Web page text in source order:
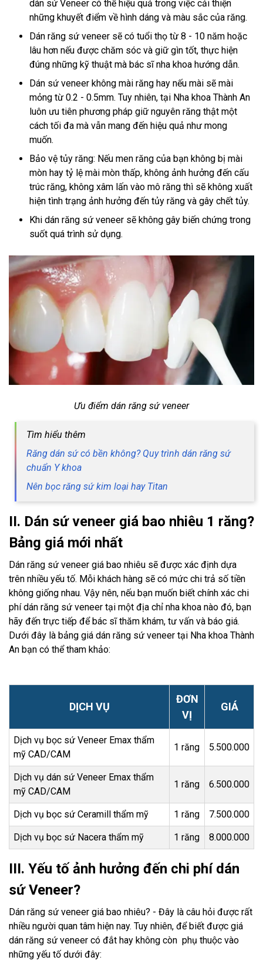
dán sứ Veneer có thể hiệu quả trong việc cải thiện
những khuyết điểm về hình dáng và màu sắc của răng.
Dán răng sứ veneer sẽ có tuổi thọ từ 8 - 10 năm hoặc
lâu hơn nếu được chăm sóc và giữ gìn tốt, thực hiện
đúng những kỹ thuật mà bác sĩ nha khoa hướng dẫn.
Dán sứ veneer không mài răng hay nếu mài sẽ mài
mỏng từ 0.2 - 0.5mm. Tuy nhiên, tại Nha khoa Thành An
luôn ưu tiên phương pháp giữ nguyên răng thật một
cách tối đa mà vẫn mang đến hiệu quả như mong
muốn.
Bảo vệ tủy răng: Nếu men răng của bạn không bị mài
mòn hay tỷ lệ mài mòn thấp, không ảnh hưởng đến cấu
trúc răng, không xâm lấn vào mô răng thì sẽ không xuất
hiện tình trạng ảnh hưởng đến tủy răng và gây chết tủy.
Khi dán răng sứ veneer sẽ không gây biến chứng trong
suốt quá trình sử dụng.
Ưu điểm dán răng sứ veneer
Tìm hiểu thêm
Răng dán sứ có bền không? Quy trình dán răng sứ
chuẩn Y khoa
Nên bọc răng sứ kim loại hay Titan
II. Dán sứ veneer giá bao nhiêu 1 răng?
Bảng giá mới nhất
Dán răng sứ veneer giá bao nhiêu sẽ được xác định dựa
trên nhiều yếu tố. Mỗi khách hàng sẽ có mức chi trả số tiền
không giống nhau. Vậy nên, nếu bạn muốn biết chính xác chi
phí dán răng sứ veneer tại một địa chỉ nha khoa nào đó, bạn
hãy đến trực tiếp để bác sĩ thăm khám, tư vấn và báo giá.
Dưới đây là bảng giá dán răng sứ veneer tại Nha khoa Thành
An bạn có thể tham khảo:
DỊCH VỤ
ĐƠN
VỊ
GIÁ
Dịch vụ bọc sứ Veneer Emax thẩm
mỹ CAD/CAM
1 răng 5.500.000
Dịch vụ dán sứ Veneer Emax thẩm
mỹ CAD/CAM
1 răng 6.500.000
Dịch vụ bọc sứ Ceramill thẩm mỹ 1 răng 7.500.000
Dịch vụ bọc sứ Nacera thẩm mỹ 1 răng 8.000.000
III. Yếu tố ảnh hưởng đến chi phí dán
sứ Veneer?
Dán răng sứ veneer giá bao nhiêu? - Đây là câu hỏi được rất
nhiều người quan tâm hiện nay. Tuy nhiên, để biết được giá
dán răng sứ veneer có đắt hay không còn phụ thuộc vào
những yếu tố dưới đây: